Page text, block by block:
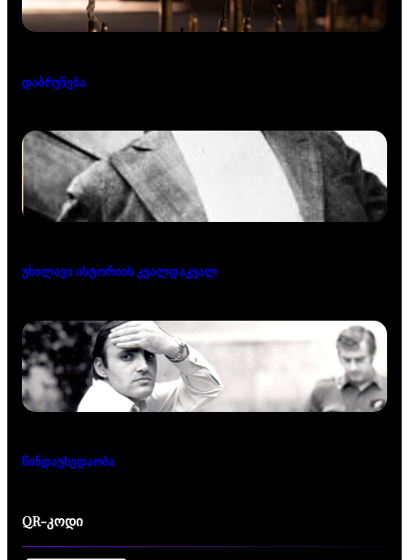
დაბრუნება
უხილავი ისტორიის კვალდაკვალ
წინდაუხედაობა
QR-კოდი